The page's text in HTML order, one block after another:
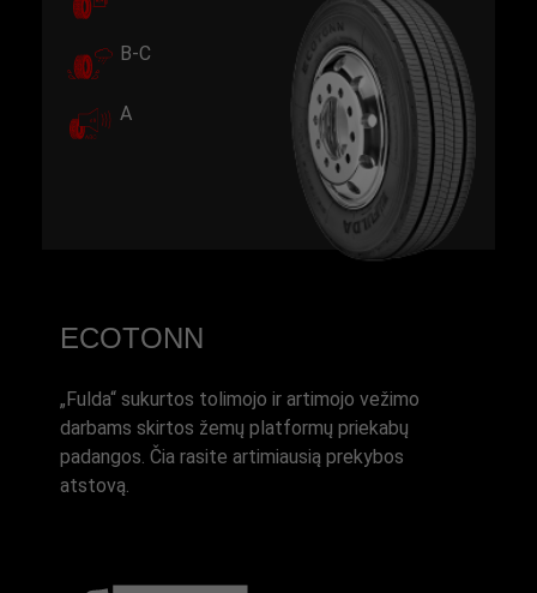
B-C
A
ECOTONN
„Fulda“ sukurtos tolimojo ir artimojo vežimo
darbams skirtos žemų platformų priekabų
padangos. Čia rasite artimiausią prekybos
atstovą.